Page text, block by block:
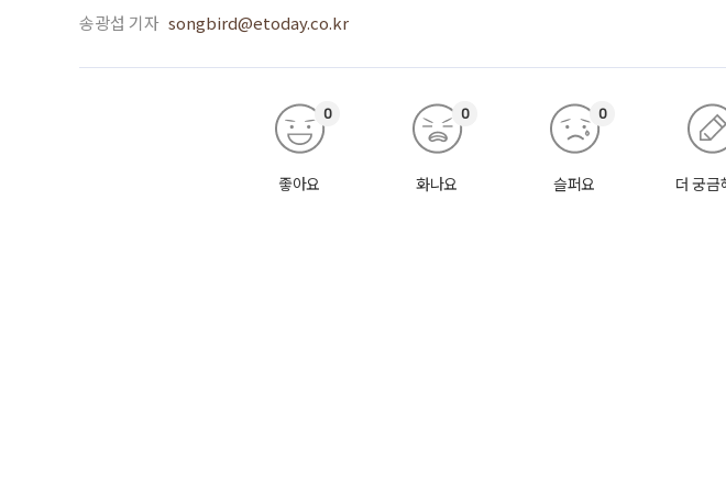
송광섭 기자 songbird@etoday.co.kr
좋아요
0
화나요
0
슬퍼요
0
더 궁금